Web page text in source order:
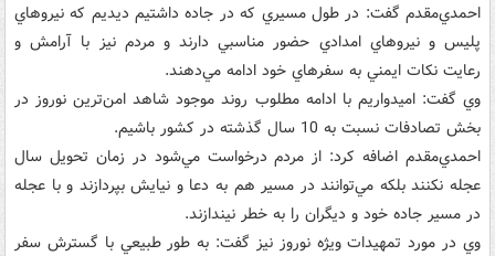
احمدي‌مقدم گفت: در طول مسيري که در جاده داشتيم ديديم که نيروهاي
پليس و نيروهاي امدادي حضور مناسبي دارند و مردم نيز با آرامش و
رعايت نکات ايمني به سفرهاي خود ادامه مي‌دهند.
وي گفت: اميدواريم با ادامه مطلوب روند موجود شاهد امن‌ترين نوروز در
بخش تصادفات نسبت به 10 سال گذشته در کشور باشيم.
احمدي‌مقدم اضافه کرد: از مردم درخواست مي‌شود در زمان تحويل سال
عجله نکنند بلکه مي‌توانند در مسير هم به دعا و نيايش بپردازند و با عجله
در مسير جاده خود و ديگران را به خطر نيندازند.
وي در مورد تمهيدات ويژه نوروز نيز گفت: به طور طبيعي با گسترش سفر